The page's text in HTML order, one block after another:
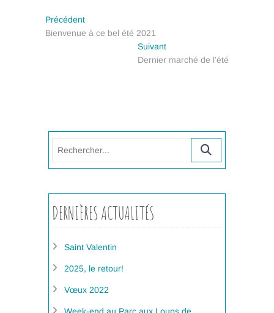
Navigation
PrécédentPrevious
post:
Bienvenue à ce bel été 2021
SuivantNext
post:
Dernier marché de l’été
Rechercher...
DERNIÈRES ACTUALITÉS
Saint Valentin
2025, le retour!
Vœux 2022
Week-end au Parc aux Loups de